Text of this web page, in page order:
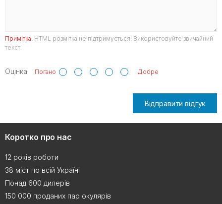
Примітка: HTML розмітка не підтримується! Використовуйте звичайний
текст.
Оцінка Погано Добре
Відправити відгук
Коротко про нас
12 років роботи
38 міст по всій Україні
Понад 600 дилерів
150 000 проданих пар окулярів